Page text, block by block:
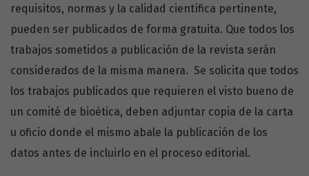
requisitos, normas y la calidad científica pertinente,
pueden ser publicados de forma gratuita. Que todos los
trabajos sometidos a publicación de la revista serán
considerados de la misma manera. Se solicita que todos
los trabajos publicados que requieren el visto bueno de
un comité de bioética, deben adjuntar copia de la carta
u oficio donde el mismo abale la publicación de los
datos antes de incluirlo en el proceso editorial.